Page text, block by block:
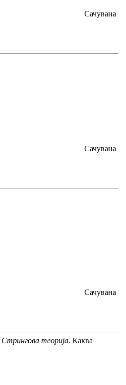
Сачувана
Сачувана
Сачувана
Стрингова теорија. Каква